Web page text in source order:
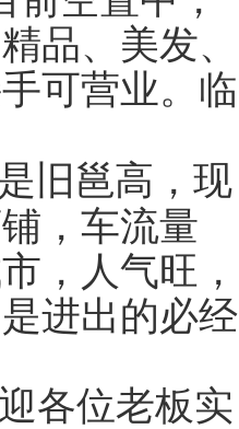
品、美发、
可营业。临
旧邕高，现
， 车流量
，人气旺，
进出的必经
各位老板实